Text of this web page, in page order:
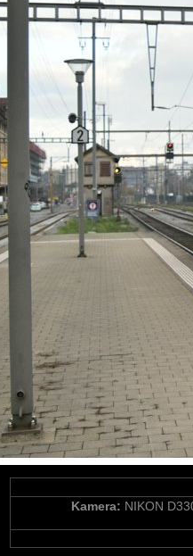
Kamera: NIKON